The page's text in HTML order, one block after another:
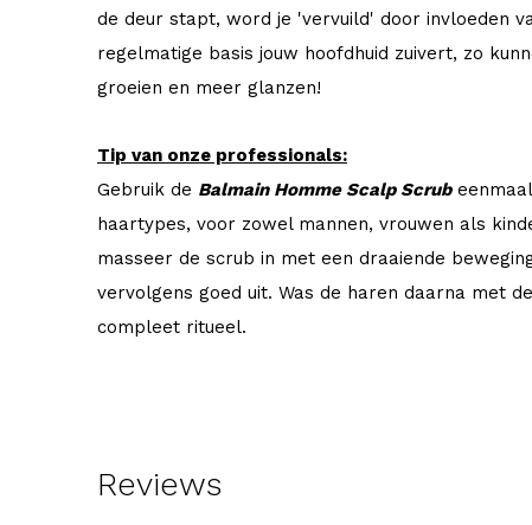
de deur stapt, word je 'vervuild' door invloeden
regelmatige basis jouw hoofdhuid zuivert, zo
groeien en meer glanzen!
Tip van onze professionals:
Gebruik de Balmain Homme Scalp Scrub
haartypes, voor zowel mannen, vrouwen als
masseer de scrub in met een draaiende
vervolgens goed uit. Was de haren daarna met de
compleet ritueel.
Reviews